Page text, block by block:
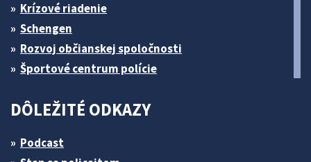
Krízové riadenie
Schengen
Rozvoj občianskej spoločnosti
Športové centrum polície
DÔLEŽITÉ ODKAZY
Podcast